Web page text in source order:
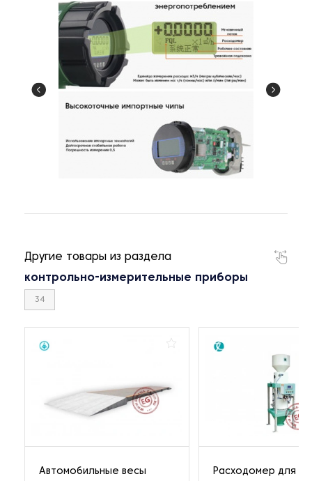
Другие товары из раздела
контрольно-измерительные приборы
34
Автомобильные весы
Расходомер для